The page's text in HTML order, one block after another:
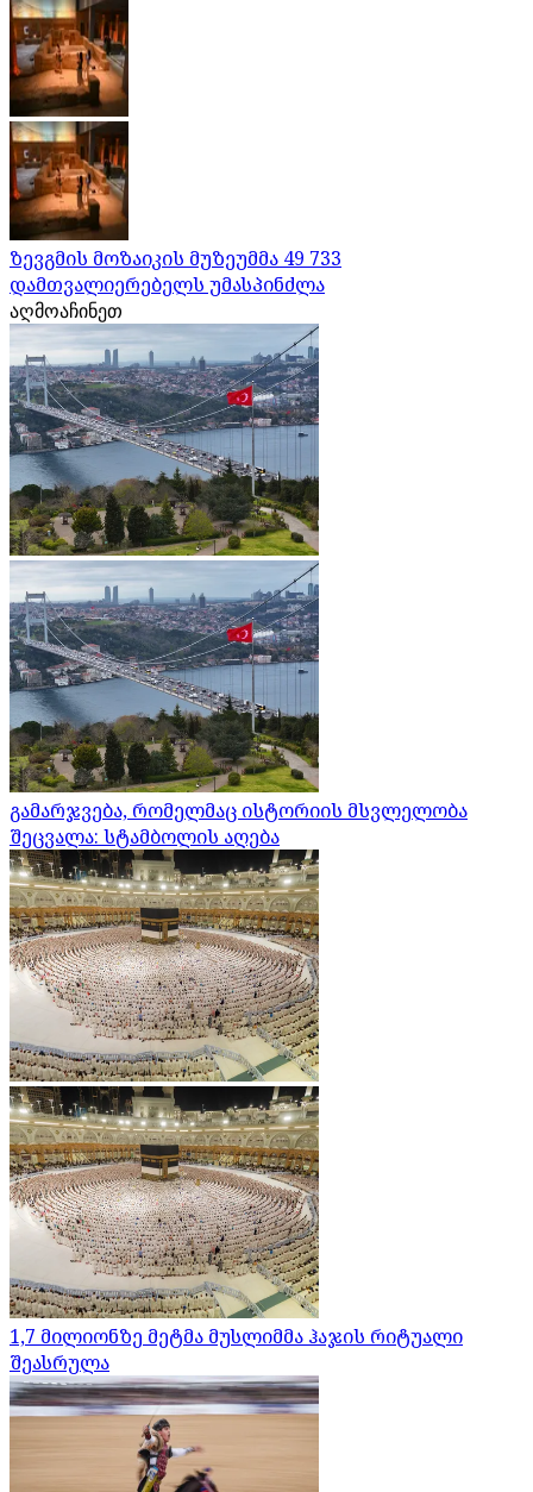
ზევგმის მოზაიკის მუზეუმმა 49 733
დამთვალიერებელს უმასპინძლა
აღმოაჩინეთ
გამარჯვება, რომელმაც ისტორიის მსვლელობა
შეცვალა: სტამბოლის აღება
1,7 მილიონზე მეტმა მუსლიმმა ჰაჯის რიტუალი
შეასრულა